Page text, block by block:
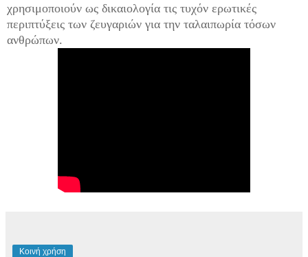
χρησιμοποιούν ως δικαιολογία τις τυχόν ερωτικές
περιπτύξεις των ζευγαριών για την ταλαιπωρία τόσων
ανθρώπων.
Κοινή χρήση